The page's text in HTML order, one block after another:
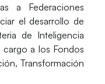
a Federaciones
el desarrollo de
de Inteligencia
a los Fondos
Transformación